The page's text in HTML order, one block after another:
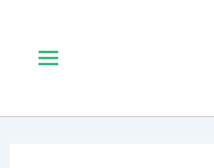
contentMenu